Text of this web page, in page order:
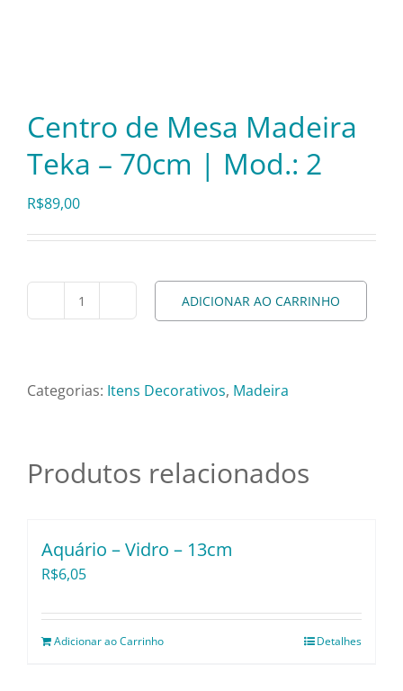
Madeira
Melamina
Mini Porção
Rechauds e Panelas
Talheres
Centro de Mesa Madeira
Teka – 70cm | Mod.: 2
R$89,00
Centro
Madeira
70cm
|
2
quantidade
ADICIONAR AO CARRINHO
Categorias: Itens Decorativos, Madeira
Produtos relacionados
Aquário – Vidro – 13cm
R$6,05
Adicionar ao Carrinho Detalhes